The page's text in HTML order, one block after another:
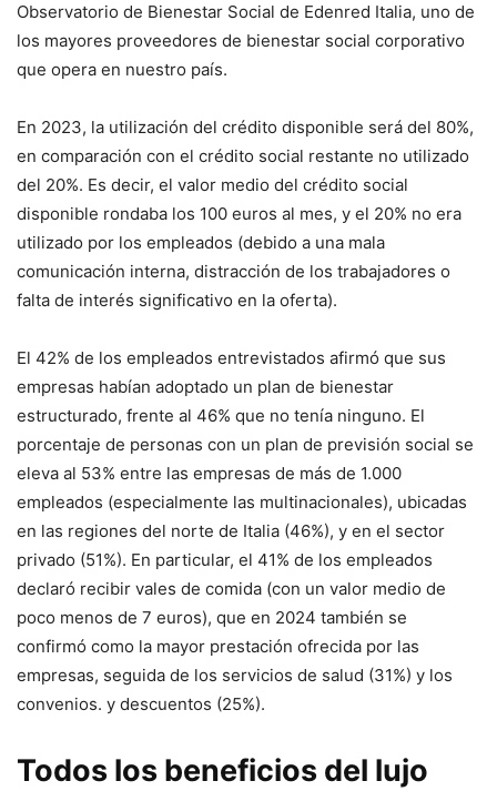
Observatorio de Bienestar Social de Edenred Italia, uno de
los mayores proveedores de bienestar social corporativo
que opera en nuestro país.
En 2023, la utilización del crédito disponible será del 80%,
en comparación con el crédito social restante no utilizado
del 20%. Es decir, el valor medio del crédito social
disponible rondaba los 100 euros al mes, y el 20% no era
utilizado por los empleados (debido a una mala
comunicación interna, distracción de los trabajadores o
falta de interés significativo en la oferta).
El 42% de los empleados entrevistados afirmó que sus
empresas habían adoptado un plan de bienestar
estructurado, frente al 46% que no tenía ninguno. El
porcentaje de personas con un plan de previsión social se
eleva al 53% entre las empresas de más de 1.000
empleados (especialmente las multinacionales), ubicadas
en las regiones del norte de Italia (46%), y en el sector
privado (51%). En particular, el 41% de los empleados
declaró recibir vales de comida (con un valor medio de
poco menos de 7 euros), que en 2024 también se
confirmó como la mayor prestación ofrecida por las
empresas, seguida de los servicios de salud (31%) y los
convenios. y descuentos (25%).
Todos los beneficios del lujo